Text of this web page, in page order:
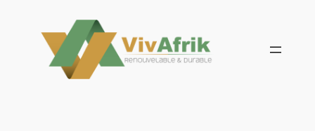
contenu